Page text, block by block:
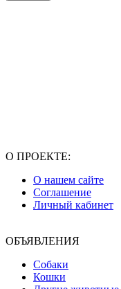
О ПРОЕКТЕ:
О нашем сайте
Соглашение
Личный кабинет
ОБЪЯВЛЕНИЯ
Собаки
Кошки